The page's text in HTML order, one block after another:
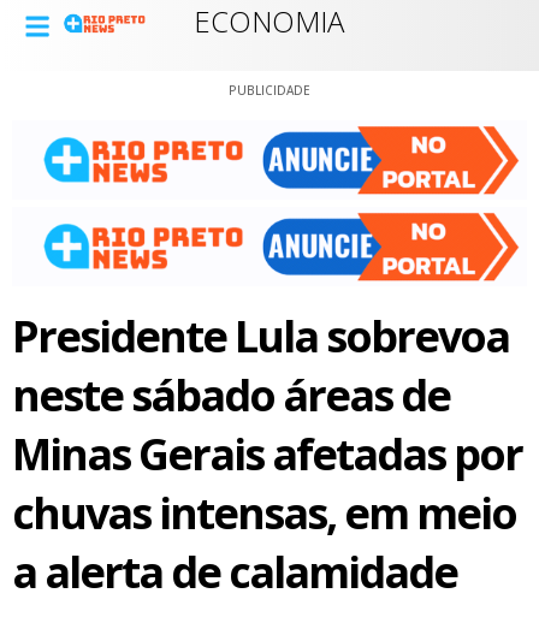
ECONOMIA
PUBLICIDADE
Presidente Lula sobrevoa
neste sábado áreas de
Minas Gerais afetadas por
chuvas intensas, em meio
a alerta de calamidade